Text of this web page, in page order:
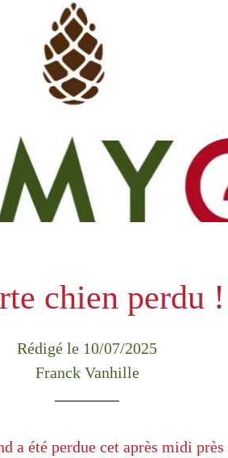
chien perdu !
Rédigé le 10/07/2025
Franck Vanhille
a été perdue cet après midi